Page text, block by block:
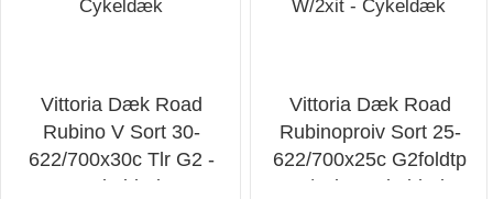
Vittoria Dæk Road
Rubino V Sort 30-
622/700x30c Tlr G2 -
Cykeldæk
Vittoria Dæk Road
Rubinoproiv Sort 25-
622/700x25c G2foldtp
W/2xit - Cykeldæk